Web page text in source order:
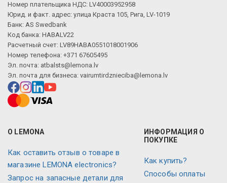
Номер плательщика НДС: LV40003952958
Юрид. и факт. адрес: улица Краста 105, Рига, LV-1019
Банк: AS Swedbank
Код банка: HABALV22
Расчетный счет: LV89HABA0551018001906
Номер телефона: +371 67605495
Эл. почта: atbalsts@lemona.lv
Эл. почта для бизнеса: vairumtirdznieciba@lemona.lv
О LEMONA
Как оставить отзыв о товаре в
магазине LEMONA electronics?
Запрос на запасные детали для
ИНФОРМАЦИЯ О
ПОКУПКЕ
Как купить?
Способы оплаты